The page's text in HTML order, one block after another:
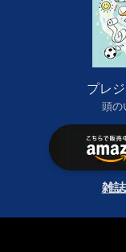
プレ
頭の
雑